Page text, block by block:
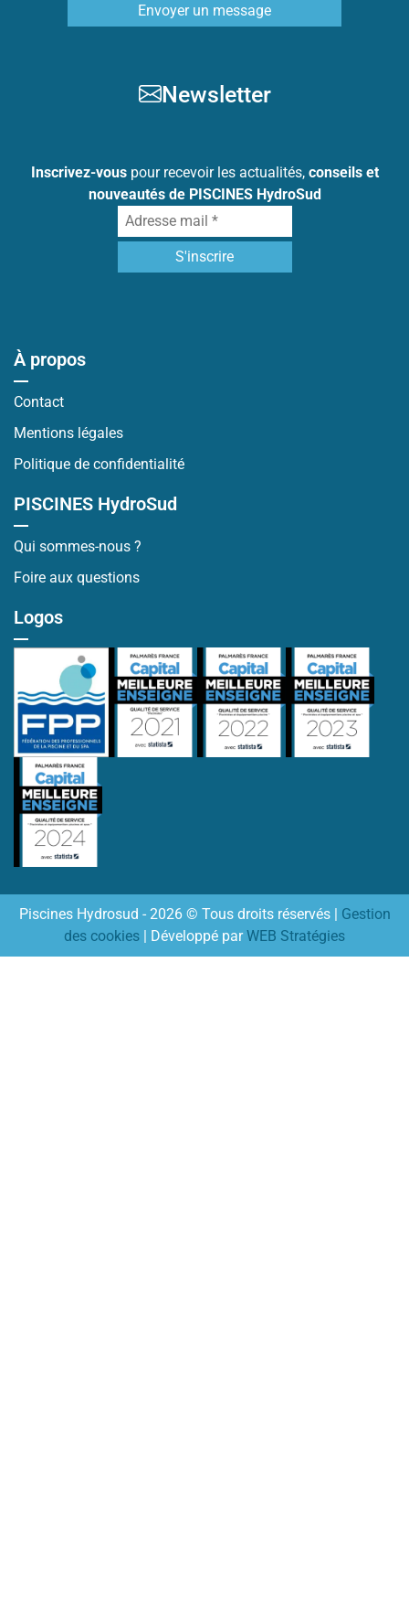
Envoyer un message
Newsletter
Inscrivez-vouspour recevoir les actualités, conseils et
nouveautés de PISCINES HydroSud
À propos
Contact
Mentions légales
Politique de confidentialité
PISCINES HydroSud
Qui sommes-nous ?
Foire aux questions
Logos
Piscines Hydrosud - 2026 © Tous droits réservés | Gestion
des cookies | Développé parWEB Stratégies